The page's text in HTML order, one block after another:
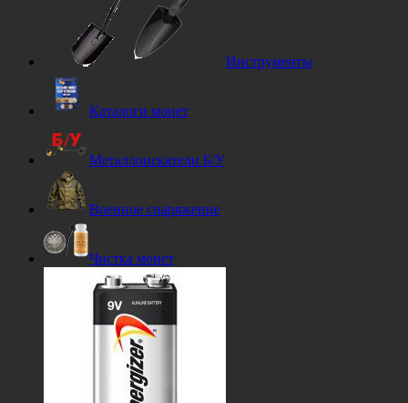
Инструменты
Каталоги монет
Металлоискатели Б/У
Военное снаряжение
Чистка монет